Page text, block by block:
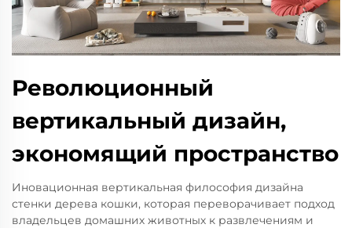
Революционный
вертикальный дизайн,
экономящий пространство
Иновационная вертикальная философия дизайна
стенки дерева кошки, которая переворачивает подход
владельцев домашних животных к развлечениям и